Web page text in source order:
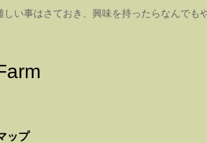
い事はさておき、興味を持ったらなんでも
ップ